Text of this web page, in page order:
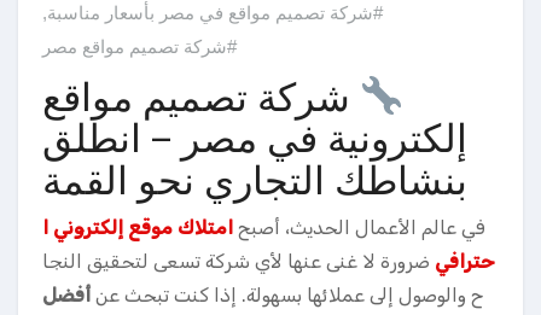
#شركة تصميم مواقع في مصر بأسعار مناسبة,
#شركة تصميم مواقع مصر
شركة تصميم مواقع
إلكترونية في مصر – انطلق
بنشاطك التجاري نحو القمة
في عالم الأعمال الحديث، أصبح امتلاك موقع إلكتروني ا
حترافي ضرورة لا غنى عنها لأي شركة تسعى لتحقيق النجا
ح والوصول إلى عملائها بسهولة. إذا كنت تبحث عن أفضل